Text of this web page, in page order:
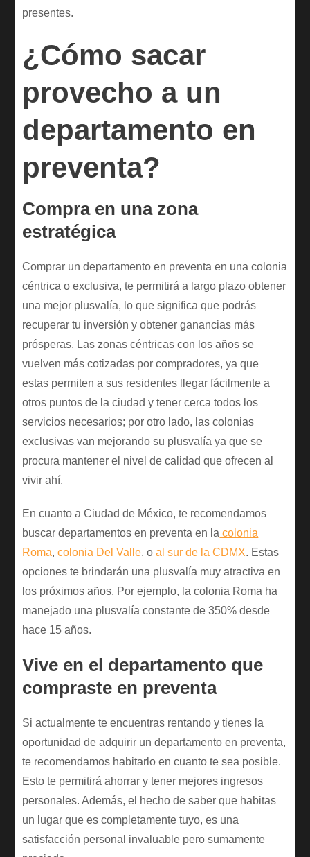
presentes.
¿Cómo sacar
provecho a un
departamento en
preventa?
Compra en una zona
estratégica
Comprar un departamento en preventa en una colonia
céntrica o exclusiva, te permitirá a largo plazo obtener
una mejor plusvalía, lo que significa que podrás
recuperar tu inversión y obtener ganancias más
prósperas. Las zonas céntricas con los años se
vuelven más cotizadas por compradores, ya que
estas permiten a sus residentes llegar fácilmente a
otros puntos de la ciudad y tener cerca todos los
servicios necesarios; por otro lado, las colonias
exclusivas van mejorando su plusvalía ya que se
procura mantener el nivel de calidad que ofrecen al
vivir ahí.
En cuanto a Ciudad de México, te recomendamos
buscar departamentos en preventa en la colonia
Roma, colonia Del Valle, o al sur de la CDMX. Estas
opciones te brindarán una plusvalía muy atractiva en
los próximos años. Por ejemplo, la colonia Roma ha
manejado una plusvalía constante de 350% desde
hace 15 años.
Vive en el departamento que
compraste en preventa
Si actualmente te encuentras rentando y tienes la
oportunidad de adquirir un departamento en preventa,
te recomendamos habitarlo en cuanto te sea posible.
Esto te permitirá ahorrar y tener mejores ingresos
personales. Además, el hecho de saber que habitas
un lugar que es completamente tuyo, es una
satisfacción personal invaluable pero sumamente